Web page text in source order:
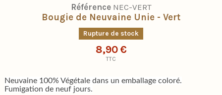
Référence NEC-VERT
Bougie de Neuvaine Unie - Vert
Rupture de stock
8,90 €
TTC
Neuvaine 100% Végétale dans un emballage coloré.
Fumigation de neuf jours.